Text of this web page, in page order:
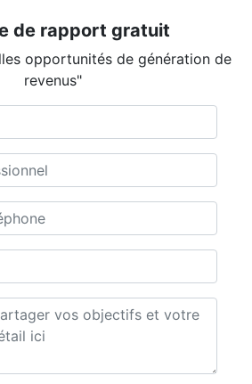
de rapport gratuit
opportunités de génération de
revenus"